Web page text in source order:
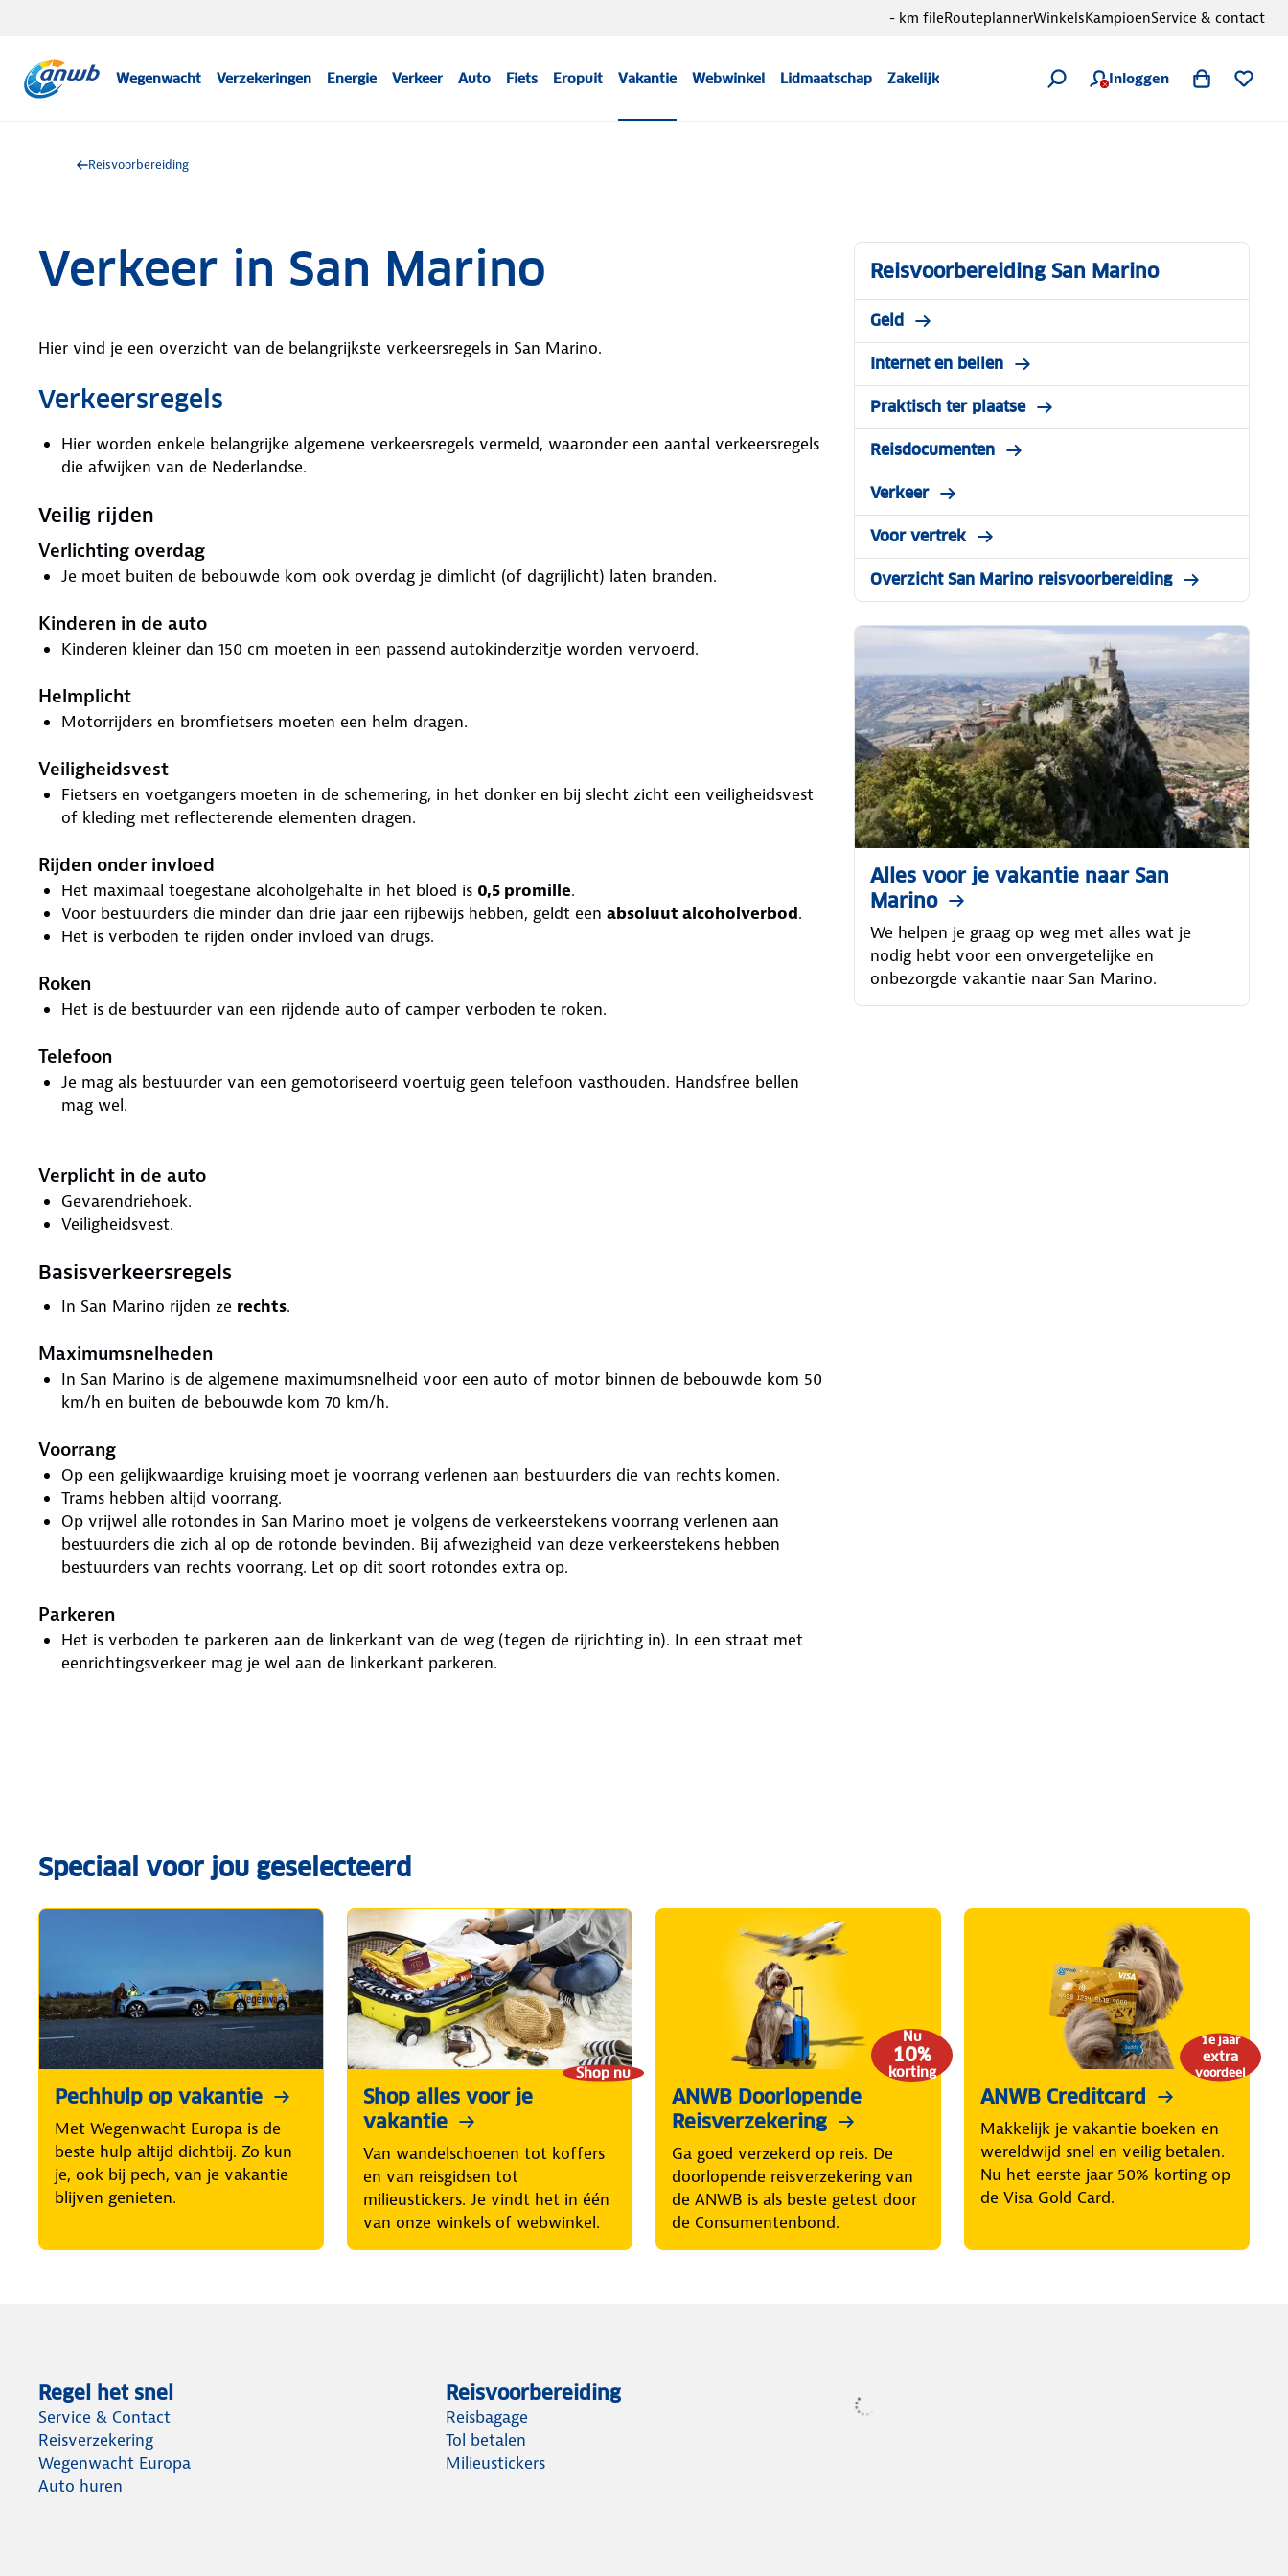
Wegenwacht Verzekeringen Energie Verkeer Auto Fiets Eropuit Vakantie Webwinkel Lidmaatschap Zakelijk Inloggen
- km fileRouteplannerWinkelsKampioenService & contact
Reisvoorbereiding
Verkeer in San Marino
Hier vind je een overzicht van de belangrijkste verkeersregels in San Marino.
Verkeersregels
Hier worden enkele belangrijke algemene verkeersregels vermeld, waaronder een aantal verkeersregels
die afwijken van de Nederlandse.
Veilig rijden
Verlichting overdag
Je moet buiten de bebouwde kom ook overdag je dimlicht (of dagrijlicht) laten branden.
Kinderen in de auto
Kinderen kleiner dan 150 cm moeten in een passend autokinderzitje worden vervoerd.
Helmplicht
Motorrijders en bromfietsers moeten een helm dragen.
Veiligheidsvest
Fietsers en voetgangers moeten in de schemering, in het donker en bij slecht zicht een veiligheidsvest
of kleding met reflecterende elementen dragen.
Rijden onder invloed
Het maximaal toegestane alcoholgehalte in het bloed is 0,5 promille.
Voor bestuurders die minder dan drie jaar een rijbewijs hebben, geldt een absoluut alcoholverbod.
Het is verboden te rijden onder invloed van drugs.
Roken
Het is de bestuurder van een rijdende auto of camper verboden te roken.
Telefoon
Je mag als bestuurder van een gemotoriseerd voertuig geen telefoon vasthouden. Handsfree bellen
mag wel.
Verplicht in de auto
Gevarendriehoek.
Veiligheidsvest.
Basisverkeersregels
In San Marino rijden ze rechts.
Maximumsnelheden
In San Marino is de algemene maximumsnelheid voor een auto of motor binnen de bebouwde kom 50
km/h en buiten de bebouwde kom 70 km/h.
Voorrang
Op een gelijkwaardige kruising moet je voorrang verlenen aan bestuurders die van rechts komen.
Trams hebben altijd voorrang.
Op vrijwel alle rotondes in San Marino moet je volgens de verkeerstekens voorrang verlenen aan
bestuurders die zich al op de rotonde bevinden. Bij afwezigheid van deze verkeerstekens hebben
bestuurders van rechts voorrang. Let op dit soort rotondes extra op.
Parkeren
Het is verboden te parkeren aan de linkerkant van de weg (tegen de rijrichting in). In een straat met
eenrichtingsverkeer mag je wel aan de linkerkant parkeren.
Reisvoorbereiding San Marino
Geld
Internet en bellen
Praktisch ter plaatse
Reisdocumenten
Verkeer
Voor vertrek
Overzicht San Marino reisvoorbereiding
Alles voor je vakantie naar San
Marino
We helpen je graag op weg met alles wat je
nodig hebt voor een onvergetelijke en
onbezorgde vakantie naar San Marino.
Speciaal voor jou geselecteerd
Pechhulp op vakantie
Met Wegenwacht Europa is de
beste hulp altijd dichtbij. Zo kun
je, ook bij pech, van je vakantie
blijven genieten.
Shop nu
Shop alles voor je
vakantie
Van wandelschoenen tot koffers
en van reisgidsen tot
milieustickers. Je vindt het in één
van onze winkels of webwinkel.
Nu
10%
korting
ANWB Doorlopende
Reisverzekering
Ga goed verzekerd op reis. De
doorlopende reisverzekering van
de ANWB is als beste getest door
de Consumentenbond.
1e jaar
extra
voordeel
ANWB Creditcard
Makkelijk je vakantie boeken en
wereldwijd snel en veilig betalen.
Nu het eerste jaar 50% korting op
de Visa Gold Card.
Regel het snel
Service & Contact
Reisverzekering
Wegenwacht Europa
Auto huren
Reisvoorbereiding
Reisbagage
Tol betalen
Milieustickers